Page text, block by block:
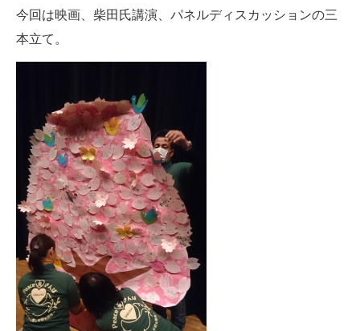
今回は映画、柴田氏講演、パネルディスカッションの三
本立て。